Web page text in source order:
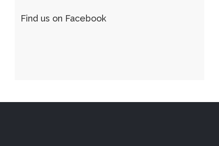
Find us on Facebook